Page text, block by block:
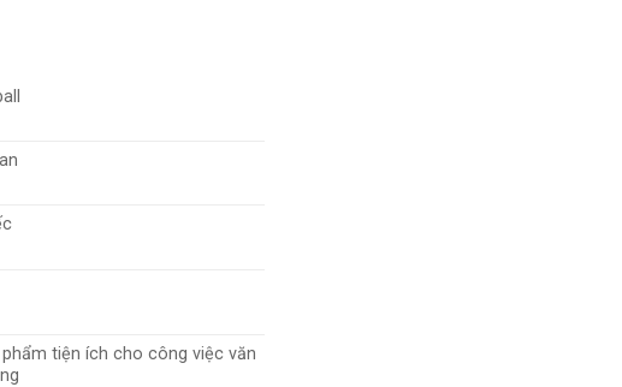
tiện ích cho công việc văn